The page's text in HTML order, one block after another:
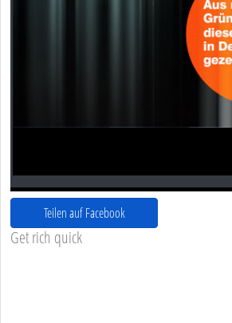
Teilen auf Facebook
Get rich quick